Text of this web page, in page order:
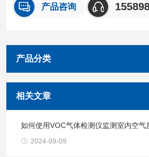
产品咨询
产品分类
相关文章
如何使用VOC气体检测仪监测室内空气
2024-09-09